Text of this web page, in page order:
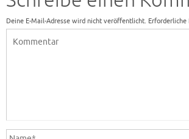
Deine E-Mail-Adresse wird nicht veröffentlicht. Erforderliche